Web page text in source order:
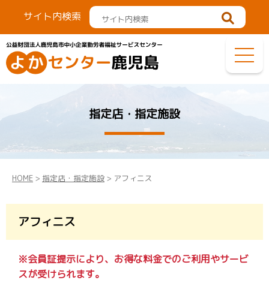
サイト内検索
指定店・指定施設
HOME > 指定店・指定施設 > アフィニス
アフィニス
※会員証提示により、お得な料金でのご利用やサービ
スが受けられます。